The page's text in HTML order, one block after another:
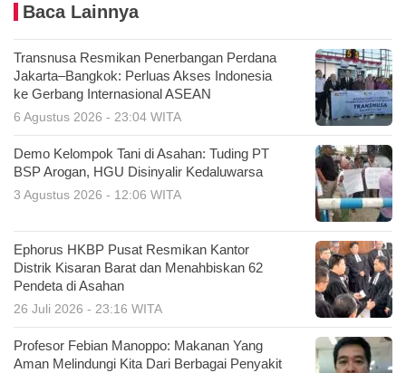
Baca Lainnya
Transnusa Resmikan Penerbangan Perdana
Jakarta–Bangkok: Perluas Akses Indonesia
ke Gerbang Internasional ASEAN
6 Agustus 2026 - 23:04 WITA
Demo Kelompok Tani di Asahan: Tuding PT
BSP Arogan, HGU Disinyalir Kedaluwarsa
3 Agustus 2026 - 12:06 WITA
Ephorus HKBP Pusat Resmikan Kantor
Distrik Kisaran Barat dan Menahbiskan 62
Pendeta di Asahan
26 Juli 2026 - 23:16 WITA
Profesor Febian Manoppo: Makanan Yang
Aman Melindungi Kita Dari Berbagai Penyakit